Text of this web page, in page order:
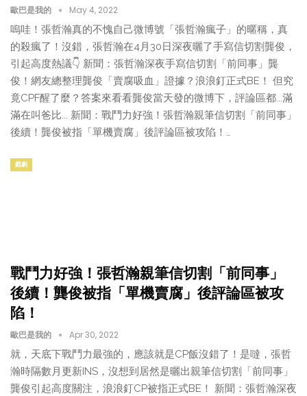
歐巴是我的 May 4, 2022
嗚哇！張哲瀚真的不愧自己微博號「張哲瀚瘋子」的暱稱，真
的殺瘋了！沒錯，張哲瀚在4月30日深夜曬了手寫信切割龔俊，
引起高度熱議👇 新聞：張哲瀚深夜手寫信切割「前同事」龔
俊！網友總整理龔俊「賣腐吸血」證據？浪浪釘正式BE！ 但究
竟CPF醒了麼？答案來看看龔俊當天發的微博下，評論區都...滿
滿在叫爸比... 新聞：戰鬥力好強！張哲瀚親筆信切割「前同事」
後續！龔俊被指「單機賣腐」後評論區被攻陷！…
戲劇
戰鬥力好強！張哲瀚親筆信切割「前同事」
後續！龔俊被指「單機賣腐」後評論區被攻
陷！
歐巴是我的 Apr 30, 2022
就，天底下戰鬥力最強的，應該就是CP飯沒錯了！是噠，張哲
瀚時隔數月更新INS，沒想到居然是曬出親筆信切割「前同事」
龔俊引起高度關注，浪浪釘CP被指正式BE！ 新聞：張哲瀚深夜